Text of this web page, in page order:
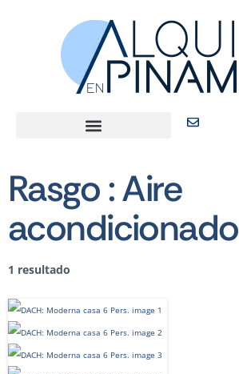
Rasgo :Aire
acondicionado
1 resultado